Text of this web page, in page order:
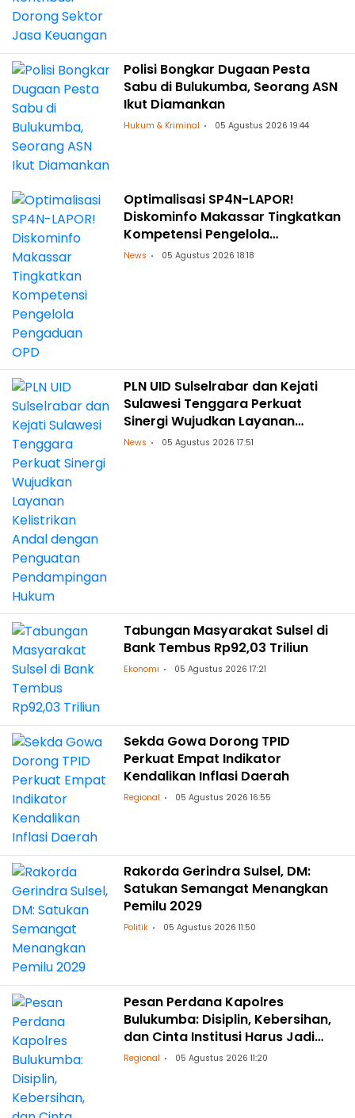
Polisi Bongkar Dugaan Pesta
Sabu di Bulukumba, Seorang ASN
Ikut Diamankan
Hukum & Kriminal 05 Agustus 2026 19:44
Optimalisasi SP4N-LAPOR!
Diskominfo Makassar Tingkatkan
Kompetensi Pengelola
Pengaduan OPD
News 05 Agustus 2026 18:18
PLN UID Sulselrabar dan Kejati
Sulawesi Tenggara Perkuat
Sinergi Wujudkan Layanan
Kelistrikan Andal dengan
News 05 Agustus 2026 17:51
Tabungan Masyarakat Sulsel di
Bank Tembus Rp92,03 Triliun
Ekonomi 05 Agustus 2026 17:21
Sekda Gowa Dorong TPID
Perkuat Empat Indikator
Kendalikan Inflasi Daerah
Regional 05 Agustus 2026 16:55
Rakorda Gerindra Sulsel, DM:
Satukan Semangat Menangkan
Pemilu 2029
Politik 05 Agustus 2026 11:50
Pesan Perdana Kapolres
Bulukumba: Disiplin, Kebersihan,
dan Cinta Institusi Harus Jadi
Budaya
Regional 05 Agustus 2026 11:20